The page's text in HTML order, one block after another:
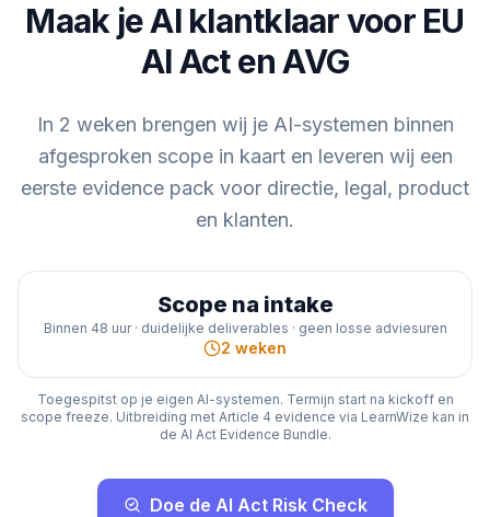
Maak je AI klantklaar voor EU
AI Act en AVG
In 2 weken brengen wij je AI-systemen binnen
afgesproken scope in kaart en leveren wij een
eerste evidence pack voor directie, legal, product
en klanten.
Scope na intake
Binnen 48 uur · duidelijke deliverables · geen losse adviesuren
2 weken
Toegespitst op je eigen AI-systemen. Termijn start na kickoff en
scope freeze. Uitbreiding met Article 4 evidence via LearnWize kan in
de AI Act Evidence Bundle.
Doe de AI Act Risk Check